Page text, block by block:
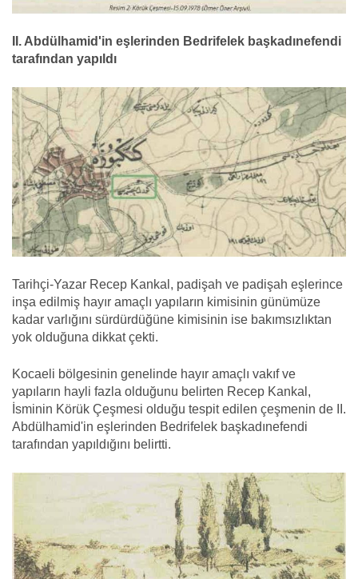
II. Abdülhamid'in eşlerinden Bedrifelek başkadınefendi
tarafından yapıldı
Tarihçi-Yazar Recep Kankal, padişah ve padişah eşlerince
inşa edilmiş hayır amaçlı yapıların kimisinin günümüze
kadar varlığını sürdürdüğüne kimisinin ise bakımsızlıktan
yok olduğuna dikkat çekti.
Kocaeli bölgesinin genelinde hayır amaçlı vakıf ve
yapıların hayli fazla olduğunu belirten Recep Kankal,
İsminin Körük Çeşmesi olduğu tespit edilen çeşmenin de II.
Abdülhamid'in eşlerinden Bedrifelek başkadınefendi
tarafından yapıldığını belirtti.